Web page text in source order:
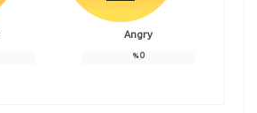
Angry
0
%